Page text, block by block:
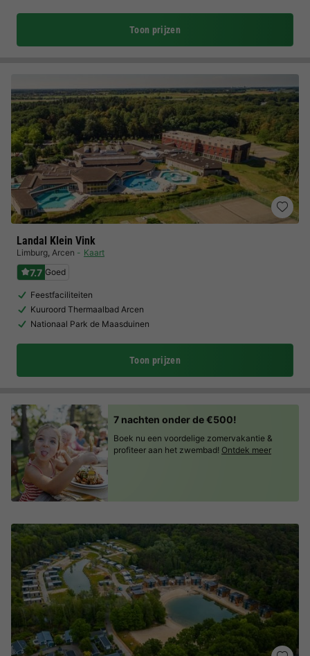
Toon prijzen
Landal Klein Vink
Limburg, Arcen Kaart
7.7 Goed
Feestfaciliteiten
Kuuroord Thermaalbad Arcen
Nationaal Park de Maasduinen
Toon prijzen
7 nachten onder de €500!
Boek nu een voordelige zomervakantie &
profiteer aan het zwembad! Ontdek meer